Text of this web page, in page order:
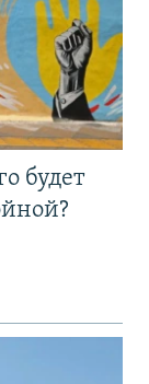
будет